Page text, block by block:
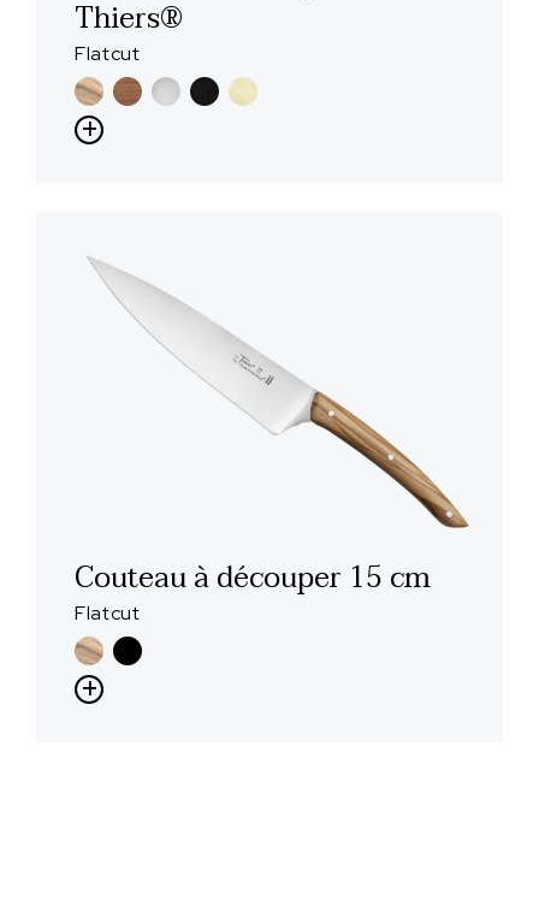
Thiers®
Flatcut
Couteau à découper 15 cm
Flatcut